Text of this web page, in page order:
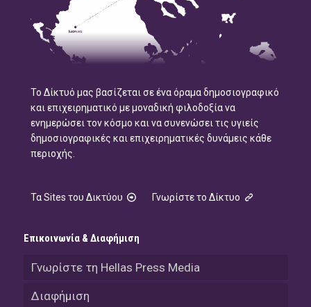
Το Δίκτυό μας βασίζεται σε ένα όραμα δημοσιογραφικό
και επιχειρηματικό με μοναδική φιλοδοξία να
ενημερώσει τον κόσμο και να συνενώσει τις υγιείς
δημοσιογραφικές και επιχειρηματικές δυνάμεις κάθε
περιοχής.
Τα Sites του Δικτύου Γνωρίστε το Δίκτυο
Επικοινωνία & Διαφήμιση
Γνωρίστε τη Hellas Press Media
Διαφήμιση